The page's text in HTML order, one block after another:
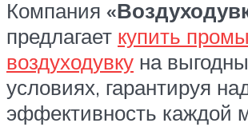
Компания
предлагает купить
воздуходувку на
условиях, гарантируя
эффективность каждой